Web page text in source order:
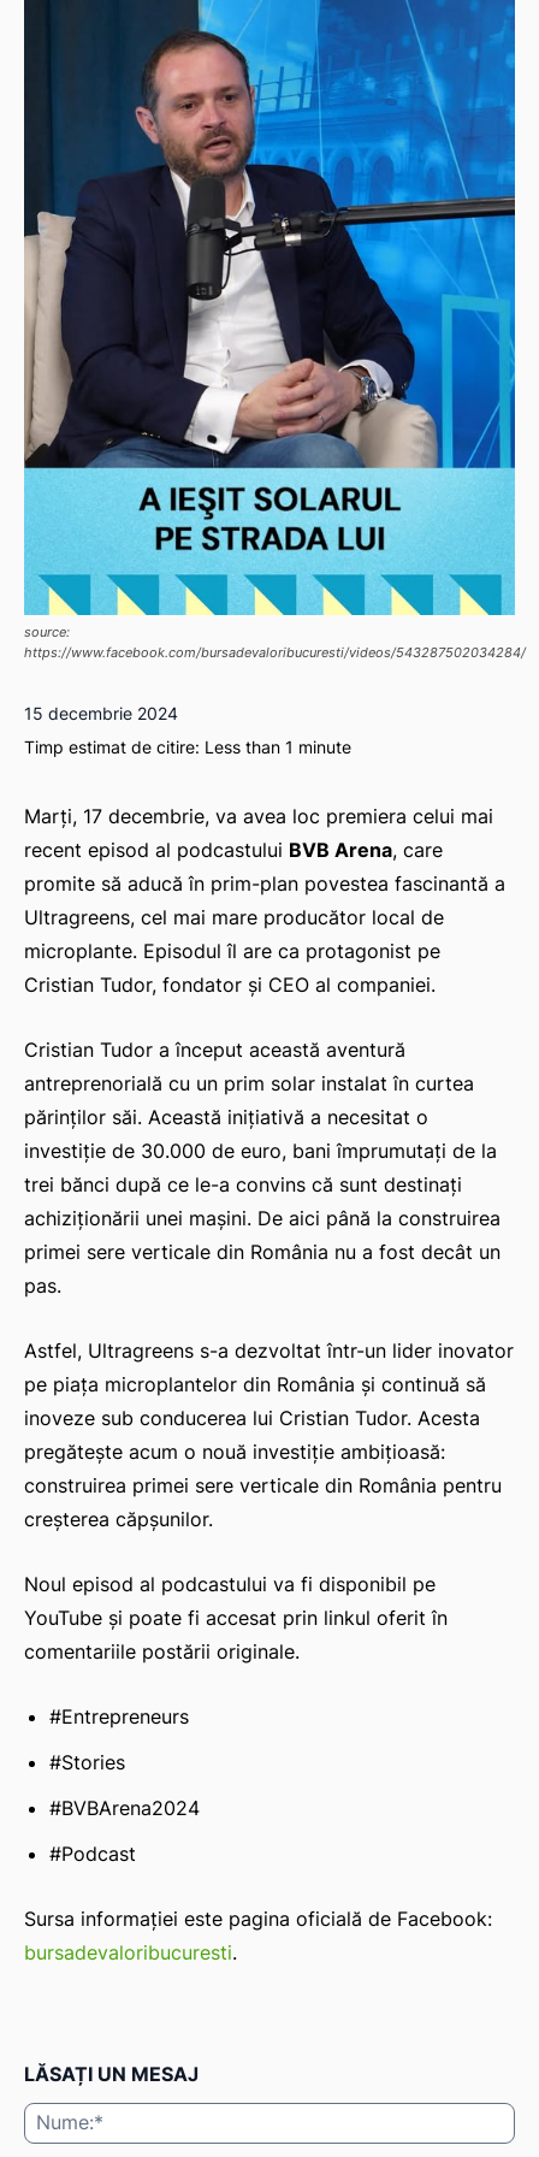
source:
https://www.facebook.com/bursadevaloribucuresti/videos/543287502034284/
15 decembrie 2024
Timp estimat de citire: Less than 1 minute
Marți, 17 decembrie, va avea loc premiera celui mai
recent episod al podcastului BVB Arena, care
promite să aducă în prim-plan povestea fascinantă a
Ultragreens, cel mai mare producător local de
microplante. Episodul îl are ca protagonist pe
Cristian Tudor, fondator și CEO al companiei.
Cristian Tudor a început această aventură
antreprenorială cu un prim solar instalat în curtea
părinților săi. Această inițiativă a necesitat o
investiție de 30.000 de euro, bani împrumutați de la
trei bănci după ce le-a convins că sunt destinați
achiziționării unei mașini. De aici până la construirea
primei sere verticale din România nu a fost decât un
pas.
Astfel, Ultragreens s-a dezvoltat într-un lider inovator
pe piața microplantelor din România și continuă să
inoveze sub conducerea lui Cristian Tudor. Acesta
pregătește acum o nouă investiție ambițioasă:
construirea primei sere verticale din România pentru
creșterea căpșunilor.
Noul episod al podcastului va fi disponibil pe
YouTube și poate fi accesat prin linkul oferit în
comentariile postării originale.
#Entrepreneurs
#Stories
#BVBArena2024
#Podcast
Sursa informației este pagina oficială de Facebook:
bursadevaloribucuresti.
LĂSAȚI UN MESAJ